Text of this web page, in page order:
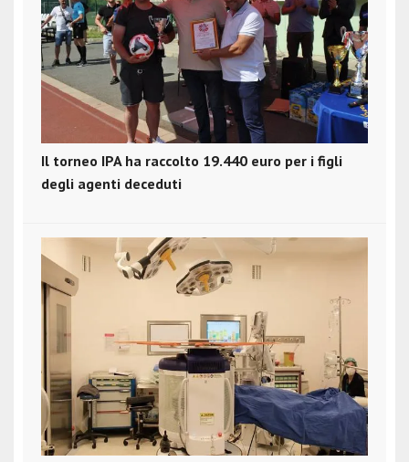
Il torneo IPA ha raccolto 19.440 euro per i figli
degli agenti deceduti